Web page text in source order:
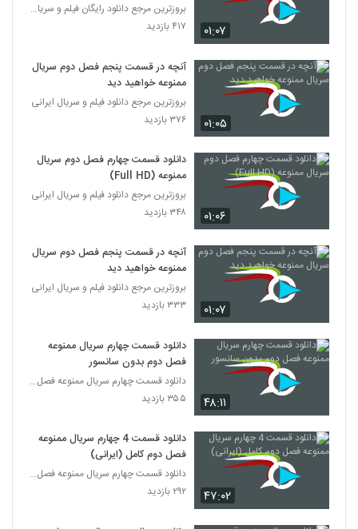
۰۱:۰۷
بروزترین مرجع دانلود رایگان فیلم و سریال ایرانی
۴۱۷ بازدید
۰۱:۰۵
آنچه در قسمت پنجم فصل دوم سریال
ممنوعه خواهید دید
بروزترین مرجع دانلود فیلم و سریال ایرانی
۳۷۶ بازدید
۰۱:۰۶
دانلود قسمت چهارم فصل دوم سریال
ممنوعه (Full HD)
بروزترین مرجع دانلود فیلم و سریال ایرانی
۳۴۸ بازدید
۰۱:۰۷
آنچه در قسمت پنجم فصل دوم سریال
ممنوعه خواهید دید
بروزترین مرجع دانلود فیلم و سریال ایرانی
۳۳۳ بازدید
۴۸:۱۱
دانلود قسمت چهارم سریال ممنوعه
فصل دوم بدون سانسور
دانلود قسمت چهارم سریال ممنوعه فصل دوم (قسمت 17)
۳۵۵ بازدید
۴۷:۰۲
دانلود قسمت 4 چهارم سریال ممنوعه
فصل دوم کامل (ایرانی)
دانلود قسمت چهارم سریال ممنوعه فصل دوم (قسمت 17)
۲۹۲ بازدید